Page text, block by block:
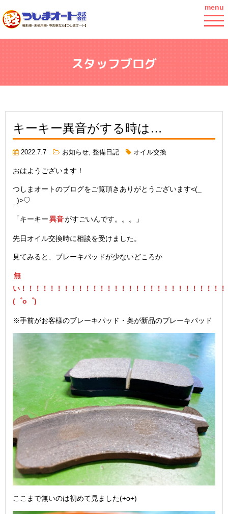
menu
スタッフブログ
キーキー異音がする時は…
2022.7.7 お知らせ, 整備日記 オイル交換
おはようございます！
つしまオートのブログをご覧頂きありがとうございます<(_
_)>♡
「キーキー異音がすごいんです。。。」
先日オイル交換時に相談を受けました。
見てみると、ブレーキパッドが少ないどころか
無
い！！！！！！！！！！！！！！！！！！！！！！！！！！！！！
(゜o゜)
※手前がお客様のブレーキパッド・奥が新品のブレーキパッド
ここまで無いのは初めて見ました(+o+)